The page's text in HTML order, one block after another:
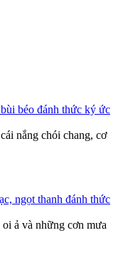
béo đánh thức ký ức
nắng chói chang, cơ
ngọt thanh đánh thức
ả và những cơn mưa